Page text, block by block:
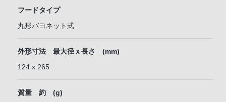
フードタイプ
丸形バヨネット式
外形寸法 最大径ｘ長さ (mm)
124 x 265
質量 約 (g)